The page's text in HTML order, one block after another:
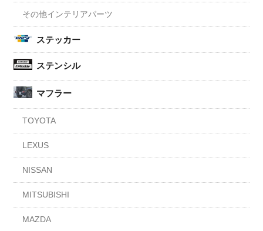
その他インテリアパーツ
ステッカー
ステンシル
マフラー
TOYOTA
LEXUS
NISSAN
MITSUBISHI
MAZDA